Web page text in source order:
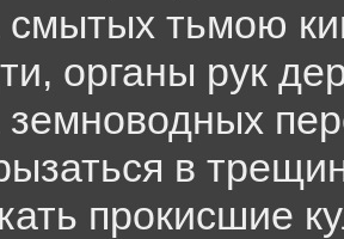
тьмою
органы рук
в
прокисшие